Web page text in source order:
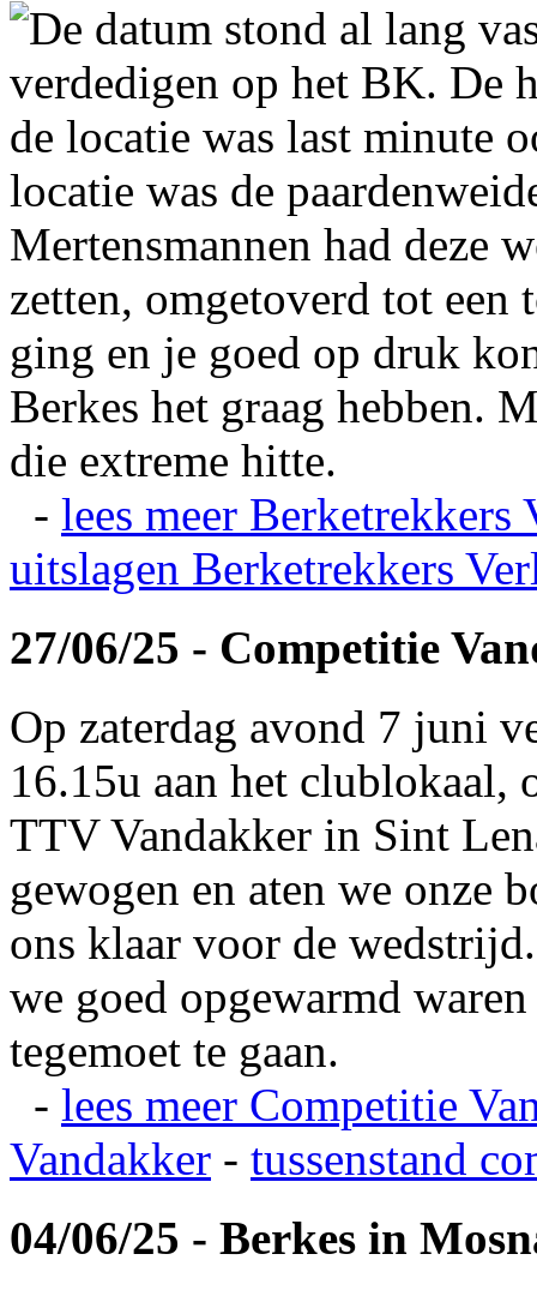
De datum stond al lang
verdedigen op het BK. De
de locatie was last minute
locatie was de
Mertensmannen had deze
zetten, omgetoverd tot
ging en je goed op druk
Berkes het graag hebben.
die extreme hitte.
- lees meer Berketrekkers
uitslagen Berketrekkers
27/06/25 - Competitie
Op zaterdag avond 7 juni
16.15u aan het clublokaal,
TTV Vandakker in Sint
gewogen en aten we onze
ons klaar voor de
we goed opgewarmd
tegemoet te gaan.
- lees meer Competitie
Vandakker - tussenstand
04/06/25 - Berkes in